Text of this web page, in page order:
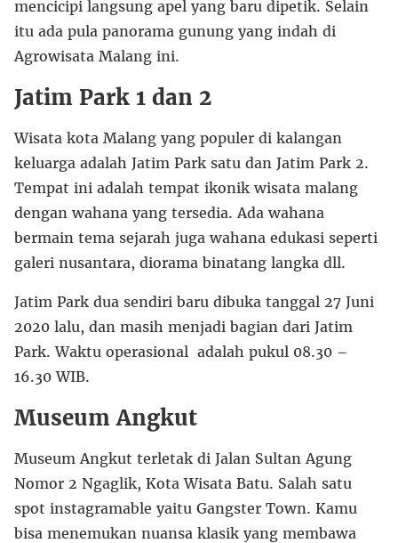
mencicipi langsung apel yang baru dipetik. Selain
itu ada pula panorama gunung yang indah di
Agrowisata Malang ini.
Jatim Park 1 dan 2
Wisata kota Malang yang populer di kalangan
keluarga adalah Jatim Park satu dan Jatim Park 2.
Tempat ini adalah tempat ikonik wisata malang
dengan wahana yang tersedia. Ada wahana
bermain tema sejarah juga wahana edukasi seperti
galeri nusantara, diorama binatang langka dll.
Jatim Park dua sendiri baru dibuka tanggal 27 Juni
2020 lalu, dan masih menjadi bagian dari Jatim
Park. Waktu operasional adalah pukul 08.30 –
16.30 WIB.
Museum Angkut
Museum Angkut terletak di Jalan Sultan Agung
Nomor 2 Ngaglik, Kota Wisata Batu. Salah satu
spot instagramable yaitu Gangster Town. Kamu
bisa menemukan nuansa klasik yang membawa